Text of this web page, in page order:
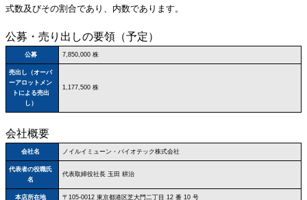
式数及びその割合であり、内数であります。
公募・売り出しの要領（予定）
公募 7,850,000 株
売出し（オーバ
ーアロットメン
トによる売出
し）
1,177,500 株
会社概要
会社名 ノイルイミューン・バイオテック株式会社
代表者の役職氏
名
代表取締役社長 玉田 耕治
本店所在地 〒105‐0012 東京都港区芝大門二丁目 12 番 10 号